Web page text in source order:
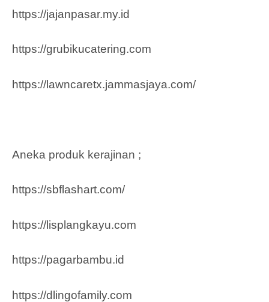
https://jajanpasar.my.id
https://grubikucatering.com
https://lawncaretx.jammasjaya.com/
Aneka produk kerajinan ;
https://sbflashart.com/
https://lisplangkayu.com
https://pagarbambu.id
https://dlingofamily.com